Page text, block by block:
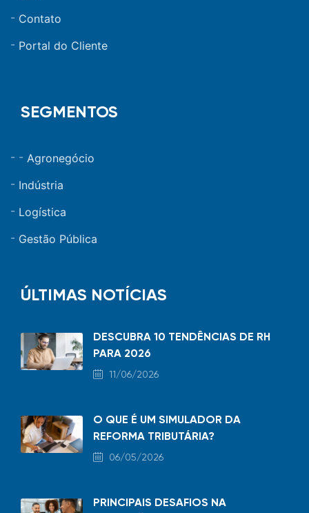
Contato
Portal do Cliente
SEGMENTOS
Agronegócio
Indústria
Logística
Gestão Pública
ÚLTIMAS NOTÍCIAS
DESCUBRA 10 TENDÊNCIAS DE RH
PARA 2026
11/06/2026
O QUE É UM SIMULADOR DA
REFORMA TRIBUTÁRIA?
06/05/2026
PRINCIPAIS DESAFIOS NA